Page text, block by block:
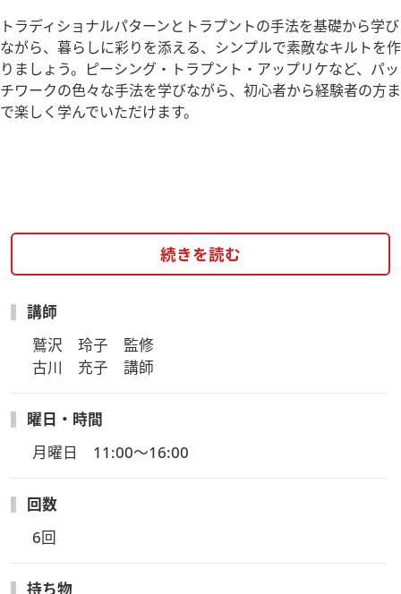
トラディショナルパターンとトラプントの手法を基礎から学び
ながら、暮らしに彩りを添える、シンプルで素敵なキルトを作
りましょう。ピーシング・トラプント・アップリケなど、パッ
チワークの色々な手法を学びながら、初心者から経験者の方ま
で楽しく学んでいただけます。
続きを読む
講師
鷲沢　玲子　監修
古川　充子　講師
曜日・時間
月曜日　11:00～16:00
回数
6回
持ち物